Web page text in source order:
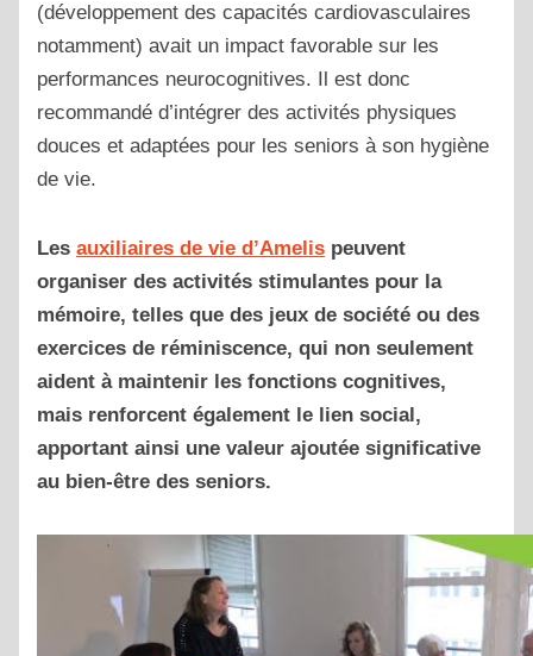
(développement des capacités cardiovasculaires
notamment) avait un impact favorable sur les
performances neurocognitives. Il est donc
recommandé d’intégrer des activités physiques
douces et adaptées pour les seniors à son hygiène
de vie.
Les auxiliaires de vie d’Amelis peuvent
organiser des activités stimulantes pour la
mémoire, telles que des jeux de société ou des
exercices de réminiscence, qui non seulement
aident à maintenir les fonctions cognitives,
mais renforcent également le lien social,
apportant ainsi une valeur ajoutée significative
au bien-être des seniors.